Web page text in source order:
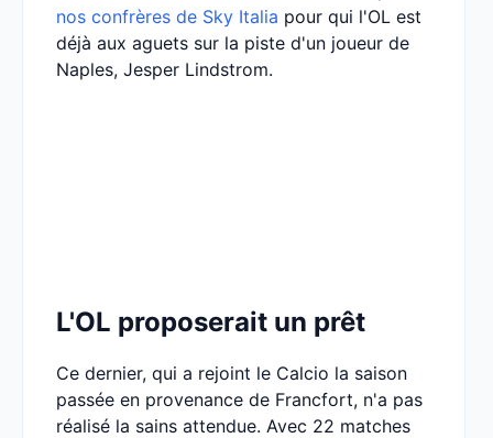
nos confrères de Sky Italia pour qui l'OL est
déjà aux aguets sur la piste d'un joueur de
Naples, Jesper Lindstrom.
L'OL proposerait un prêt
Ce dernier, qui a rejoint le Calcio la saison
passée en provenance de Francfort, n'a pas
réalisé la sains attendue. Avec 22 matches